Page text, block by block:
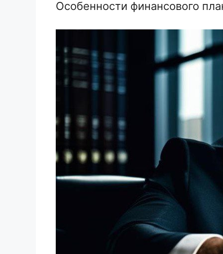
Особенности финансового